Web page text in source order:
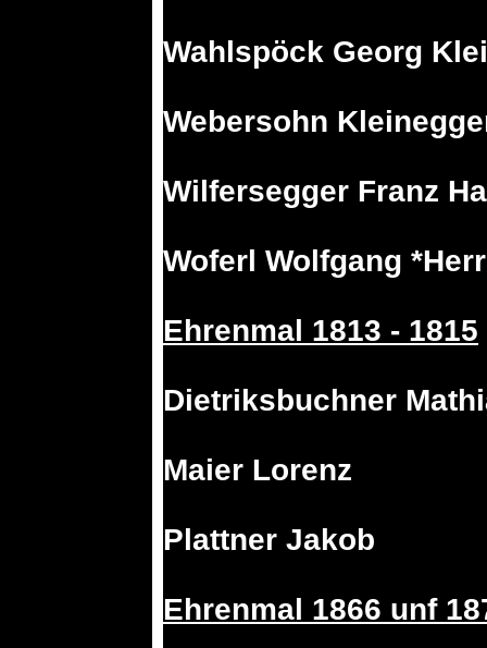
Wahlspöck Georg
Webersohn
Wilfersegger Franz
Woferl Wolfgang
Ehrenmal 1813 - 1815
Dietriksbuchner
Maier Lorenz
Plattner Jakob
Ehrenmal 1866 unf